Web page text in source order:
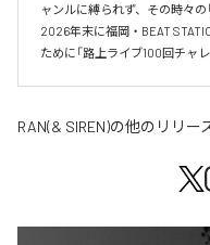
ャンルに縛られず、その時々の
2026年末に福岡・BEAT
ために「路上ライブ100回チャレ
RAN(& SIREN)の他のリリー